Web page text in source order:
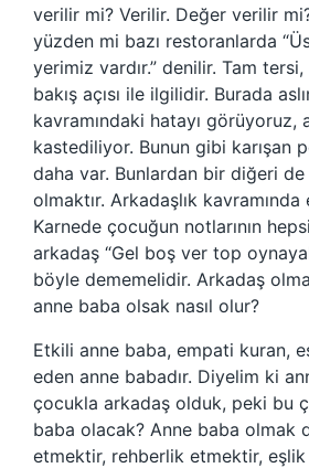
verilir mi? Verilir. Değer verilir
yüzden mi bazı restoranlarda
yerimiz vardır.” denilir. Tam
bakış açısı ile ilgilidir. Burada
kavramındaki hatayı görüyoruz,
kastediliyor. Bunun gibi karışan
daha var. Bunlardan bir diğeri
olmaktır. Arkadaşlık kavramında
Karnede çocuğun notlarının
arkadaş “Gel boş ver top
böyle dememelidir. Arkadaş
anne baba olsak nasıl olur?
Etkili anne baba, empati kuran,
eden anne babadır. Diyelim ki
çocukla arkadaş olduk, peki bu
baba olacak? Anne baba olmak
etmektir, rehberlik etmektir,